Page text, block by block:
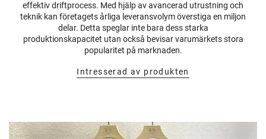
effektiv driftprocess. Med hjälp av avancerad utrustning och
teknik kan företagets årliga leveransvolym överstiga en miljon
delar. Detta speglar inte bara dess starka
produktionskapacitet utan också bevisar varumärkets stora
popularitet på marknaden.
Intresserad av produkten